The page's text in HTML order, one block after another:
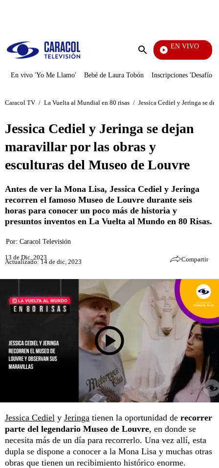
Enviar
EN VIVO
Santa Misa
En vivo 'Yo Me Llamo' Bebé de Laura Tobón Inscripciones 'Desafío'
Caracol TV / La Vuelta al Mundial en 80 risas / Jessica Cediel y Jeringa se
Jessica Cediel y Jeringa se dejan
maravillar por las obras y
esculturas del Museo de Louvre
Antes de ver la Mona Lisa, Jessica Cediel y Jeringa
recorren el famoso Museo de Louvre durante seis
horas para conocer un poco más de historia y
presuntos inventos en La Vuelta al Mundo en 80 Risas.
Por: Caracol Televisión
13 de Dic, 2023
Actualizado: 14 de dic, 2023 Compartir
Jessica Cediel y Jeringa tienen la oportunidad de recorrer
parte del legendario Museo de Louvre, en donde se
necesita más de un día para recorrerlo. Una vez allí, esta
dupla se dispone a conocer a la Mona Lisa y muchas otras
obras que tienen un recibimiento histórico enorme.